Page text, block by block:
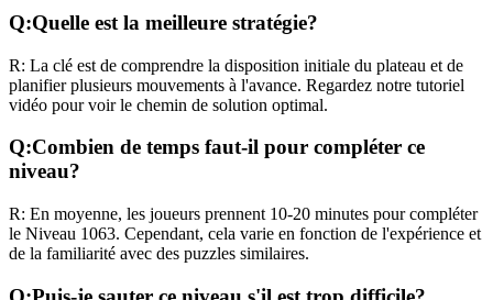
Q:Quelle est la meilleure stratégie?
R: La clé est de comprendre la disposition initiale du plateau et de
planifier plusieurs mouvements à l'avance. Regardez notre tutoriel
vidéo pour voir le chemin de solution optimal.
Q:Combien de temps faut-il pour compléter ce
niveau?
R: En moyenne, les joueurs prennent 10-20 minutes pour compléter
le Niveau 1063. Cependant, cela varie en fonction de l'expérience et
de la familiarité avec des puzzles similaires.